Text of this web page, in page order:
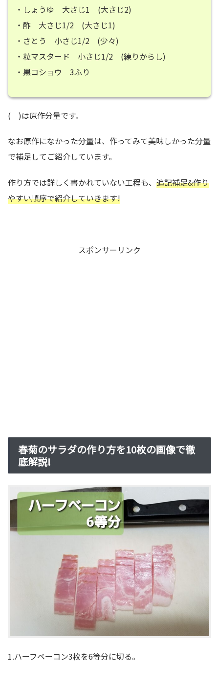
・しょうゆ 大さじ1 (大さじ2)
・酢 大さじ1/2 (大さじ1)
・さとう 小さじ1/2 (少々)
・粒マスタード 小さじ1/2 (練りからし)
・黒コショウ 3ふり
( )は原作分量です。
なお原作になかった分量は、作ってみて美味しかった分量
で補足してご紹介しています。
作り方では詳しく書かれていない工程も、 追記補足&作り
やすい順序で紹介していきます!
スポンサーリンク
春菊のサラダの作り方を10枚の画像で徹
底解説!
1.ハーフベーコン3枚を6等分に切る。